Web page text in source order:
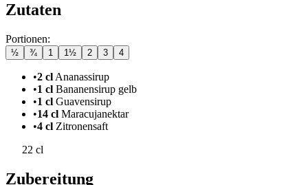
Zutaten
Portionen:
½ ¾ 1 1½ 2 3 4
•2 cl Ananassirup
•1 cl Bananensirup gelb
•1 cl Guavensirup
•14 cl Maracujanektar
•4 cl Zitronensaft
22 cl
Zubereitung